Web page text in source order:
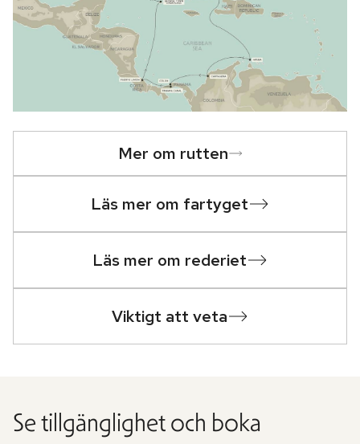
Mer om rutten
Läs mer om fartyget
Läs mer om rederiet
Viktigt att veta
Se tillgänglighet och boka